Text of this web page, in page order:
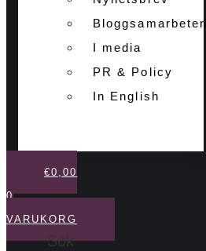
Bloggsamarbeten
I media
PR & Policy
In English
€0,00
0
VARUKORG
Sök